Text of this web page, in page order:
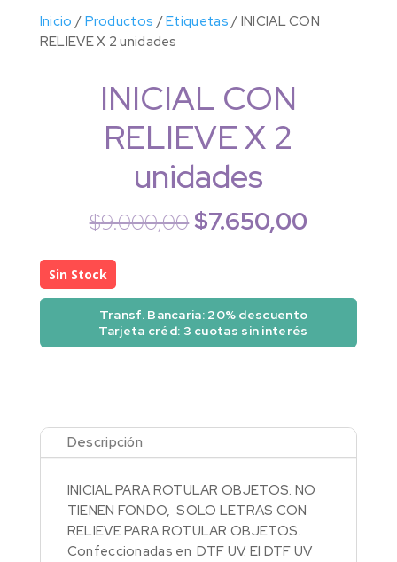
Inicio / Productos /Etiquetas / INICIAL CON
RELIEVE X 2 unidades
INICIAL CON
RELIEVE X 2
unidades
$9.000,00 El
$9.000,00.
$7.650,00
Sin Stock
Transf. Bancaria: 20% descuento
Tarjeta créd: 3 cuotas sin interés
Descripción
INICIAL PARA ROTULAR OBJETOS. NO
TIENEN FONDO, SOLO LETRAS CON
RELIEVE PARA ROTULAR OBJETOS.
Confeccionadas en DTF UV. El DTF UV